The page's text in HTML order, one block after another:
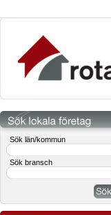
Sök län/kommun
Sök bransch